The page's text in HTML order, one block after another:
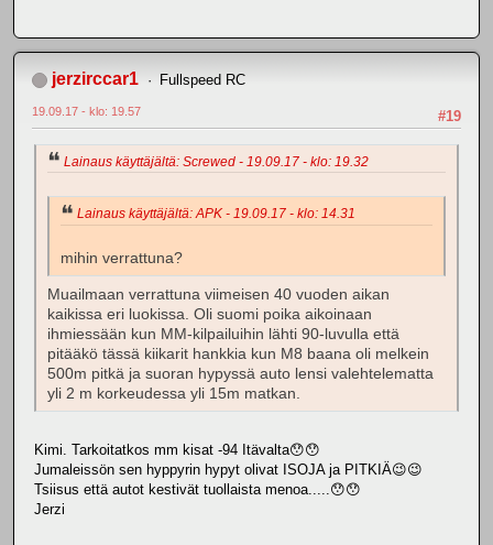
jerzirccar1 Fullspeed RC
#19
19.09.17 - klo: 19.57
Lainaus käyttäjältä: Screwed - 19.09.17 - klo: 19.32
Lainaus käyttäjältä: APK - 19.09.17 - klo: 14.31
mihin verrattuna?
Muailmaan verrattuna viimeisen 40 vuoden aikan
kaikissa eri luokissa. Oli suomi poika aikoinaan
ihmiessään kun MM-kilpailuihin lähti 90-luvulla että
pitääkö tässä kiikarit hankkia kun M8 baana oli melkein
500m pitkä ja suoran hypyssä auto lensi valehtelematta
yli 2 m korkeudessa yli 15m matkan.
Kimi. Tarkoitatkos mm kisat -94 Itävalta😯😯
Jumaleissön sen hyppyrin hypyt olivat ISOJA ja PITKIÄ😉😉
Tsiisus että autot kestivät tuollaista menoa.....😯😯
Jerzi